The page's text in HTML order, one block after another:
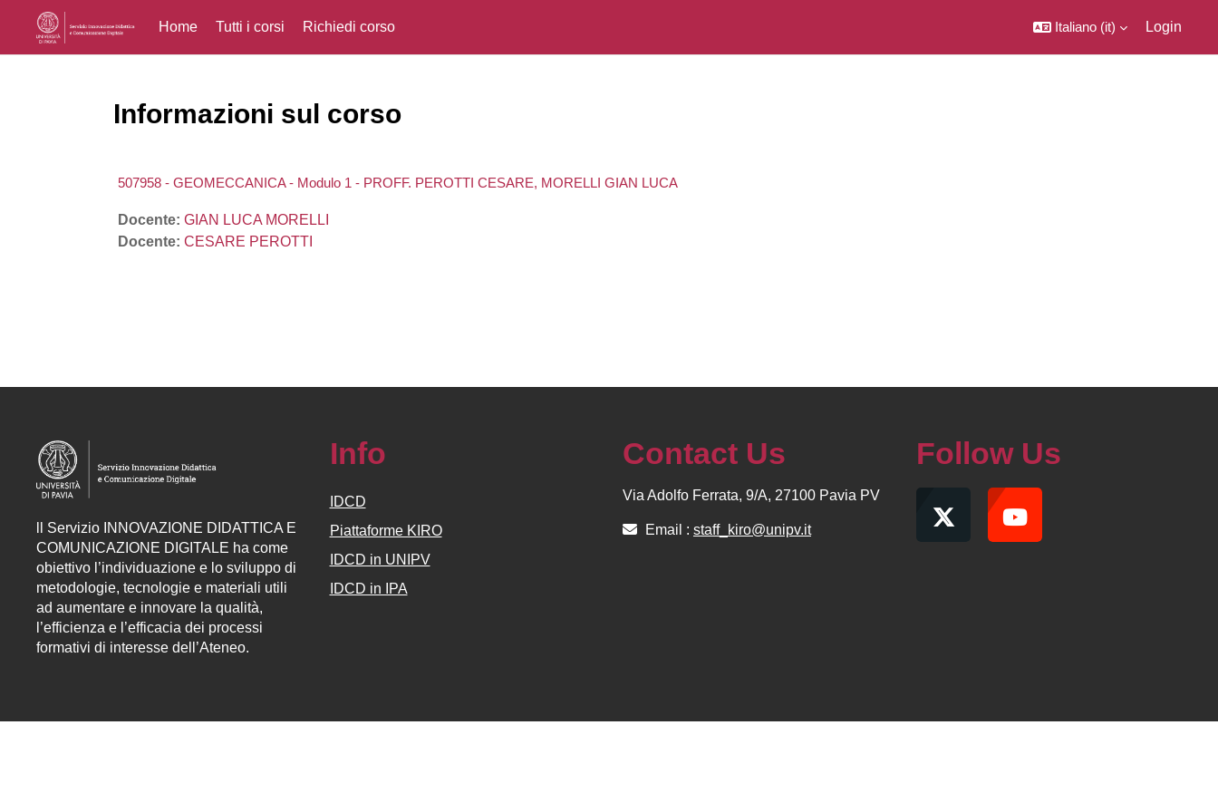
Home Tutti i corsi Richiedi corso Italiano ‎(it)‎ Login
Informazioni sul corso
507958 - GEOMECCANICA - Modulo 1 - PROFF. PEROTTI CESARE, MORELLI GIAN LUCA
Docente: GIAN LUCA MORELLI
Docente: CESARE PEROTTI
Servizio INNOVAZIONE DIDATTICA E
COMUNICAZIONE DIGITALE ha come
obiettivo l’individuazione e lo sviluppo di
metodologie, tecnologie e materiali utili
ad aumentare e innovare la qualità,
l’efficienza e l’efficacia dei processi
formativi di interesse dell’Ateneo.
Info
IDCD
Piattaforme KIRO
IDCD in UNIPV
IDCD in IPA
Contact Us
Via Adolfo Ferrata, 9/A, 27100 Pavia PV
Email : staff_kiro@unipv.it
Follow Us